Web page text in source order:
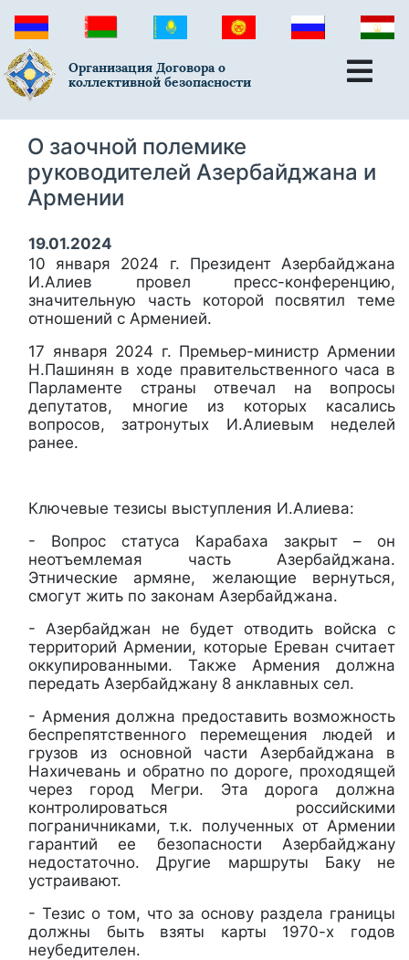
Организация Договора о
коллективной безопасности
О заочной полемике
руководителей Азербайджана и
Армении
19.01.2024
10 января 2024 г. Президент Азербайджана
И.Алиев провел пресс-конференцию,
значительную часть которой посвятил теме
отношений с Арменией.
17 января 2024 г. Премьер-министр Армении
Н.Пашинян в ходе правительственного часа в
Парламенте страны отвечал на вопросы
депутатов, многие из которых касались
вопросов, затронутых И.Алиевым неделей
ранее.
Ключевые тезисы выступления И.Алиева:
- Вопрос статуса Карабаха закрыт – он
неотъемлемая часть Азербайджана.
Этнические армяне, желающие вернуться,
смогут жить по законам Азербайджана.
- Азербайджан не будет отводить войска с
территорий Армении, которые Ереван считает
оккупированными. Также Армения должна
передать Азербайджану 8 анклавных сел.
- Армения должна предоставить возможность
беспрепятственного перемещения людей и
грузов из основной части Азербайджана в
Нахичевань и обратно по дороге, проходящей
через город Мегри. Эта дорога должна
контролироваться российскими
пограничниками, т.к. полученных от Армении
гарантий ее безопасности Азербайджану
недостаточно. Другие маршруты Баку не
устраивают.
- Тезис о том, что за основу раздела границы
должны быть взяты карты 1970-х годов
неубедителен.